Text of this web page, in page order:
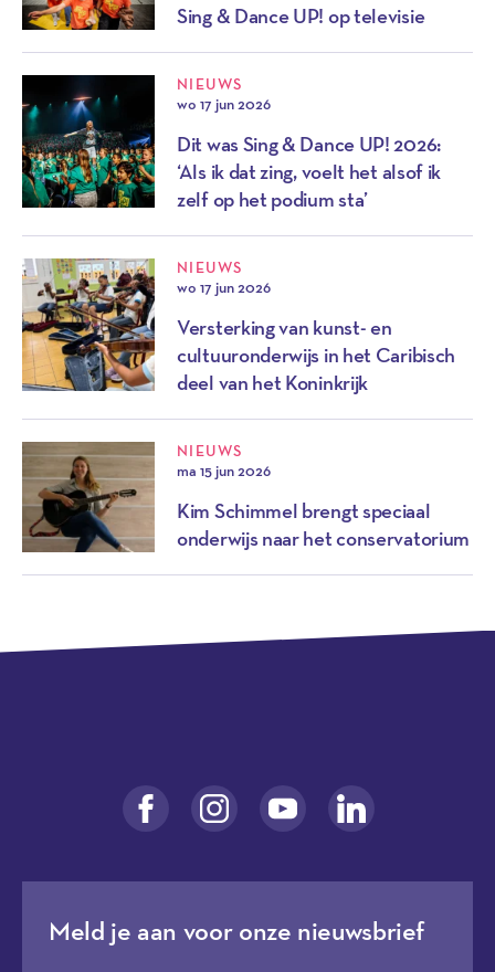
Sing & Dance UP! op televisie
NIEUWS
wo 17 jun 2026
Dit was Sing & Dance UP! 2026:
‘Als ik dat zing, voelt het alsof ik
zelf op het podium sta’
NIEUWS
wo 17 jun 2026
Versterking van kunst- en
cultuuronderwijs in het Caribisch
deel van het Koninkrijk
NIEUWS
ma 15 jun 2026
Kim Schimmel brengt speciaal
onderwijs naar het conservatorium
Meld je aan voor onze nieuwsbrief